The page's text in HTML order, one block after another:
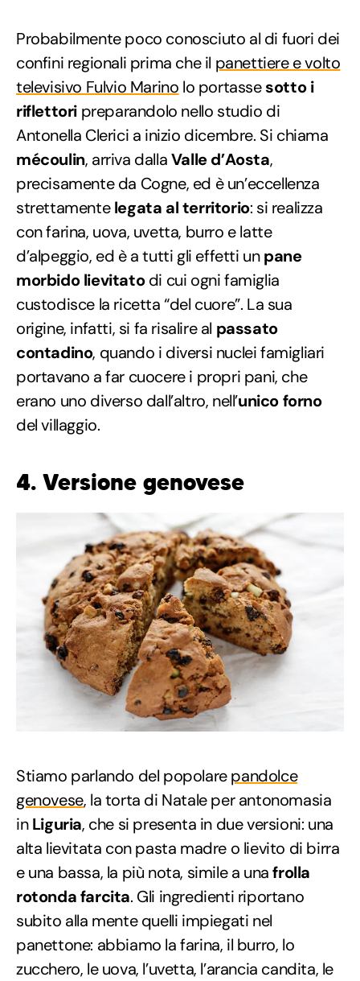
Probabilmente poco conosciuto al di fuori dei
confini regionali prima che il panettiere e volto
televisivo Fulvio Marino lo portassesotto i
riflettori preparandolo nello studio di
Antonella Clerici a inizio dicembre. Si chiama
mécoulin, arriva dallaValle d’Aosta,
precisamente da Cogne, ed è un’eccellenza
strettamentelegata al territorio: si realizza
con farina, uova, uvetta, burro e latte
d’alpeggio, ed è a tutti gli effetti unpane
morbido lievitatodi cui ogni famiglia
custodisce la ricetta “del cuore”. La sua
origine, infatti, si fa risalire al passato
contadino, quando i diversi nuclei famigliari
portavano a far cuocere i propri pani, che
erano uno diverso dall’altro, nell’unico forno
del villaggio.
4. Versione genovese
Stiamo parlando del popolarepandolce
genovese, la torta di Natale per antonomasia
inLiguria, che si presenta in due versioni: una
alta lievitata con pasta madre o lievito di birra
e una bassa, la più nota, simile a unafrolla
rotonda farcita. Gli ingredienti riportano
subito alla mente quelli impiegati nel
panettone: abbiamo la farina, il burro, lo
zucchero, le uova, l’uvetta, l’arancia candita, le